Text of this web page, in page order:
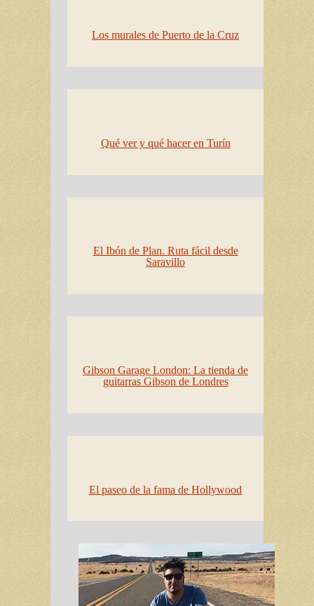
Los murales de Puerto de la Cruz
Qué ver y qué hacer en Turín
El Ibón de Plan. Ruta fácil desde
Saravillo
Gibson Garage London: La tienda de
guitarras Gibson de Londres
El paseo de la fama de Hollywood